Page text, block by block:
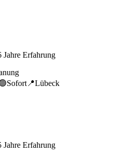
Jahre Erfahrung
Sofort 📍Lübeck
Jahre Erfahrung